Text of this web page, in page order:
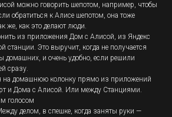
можно говорить шепотом, например, чтобы
обратиться к Алисе шепотом, она тоже
же, как это делают люди.
из приложения Дом с Алисой, из Яндекс
станции. Это выручит, когда не получается
домашних, и очень удобно, если решили
сразу.
на домашнюю колонку прямо из приложений
и Дома с Алисой. Или между Станциями.
голосом
делом, в спешке, когда заняты руки —